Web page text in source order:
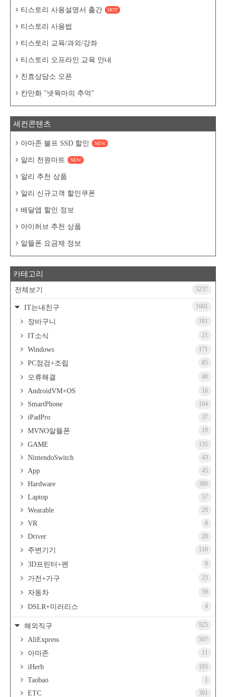
티스토리 사용설명서 출간 HOT
티스토리 사용법
티스토리 교육/과외/강좌
티스토리 오프라인 교육 안내
친효상담소 오픈
칸만화 "넷웍마의 추억"
세컨콘텐츠
아마존 블프 SSD 할인 NEW
알리 천원마트 NEW
알리 추천 상품
알리 신규고객 할인쿠폰
배달앱 할인 정보
아이허브 추천 상품
알뜰폰 요금제 정보
카테고리
전체보기 5237
IT는내친구 1601
장바구니 181
IT소식 21
Windows 171
PC점검+조립 85
오류해결 40
AndroidVM+OS 16
SmartPhone 104
iPadPro 37
MVNO알뜰폰 19
GAME 135
NintendoSwitch 43
App 45
Hardware 386
Laptop 57
Wearable 29
VR 8
Driver 20
주변기기 110
3D프린터+펜 8
가전+가구 23
자동차 59
DSLR+미러리스 4
해외직구 925
AliExpress 507
아마존 11
iHerb 105
Taobao 1
ETC 301